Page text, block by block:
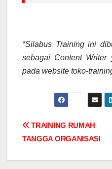
*Silabus Training ini
sebagai Content Writer
pada website toko-
Post
TRAINING RUMAH
TANGGA ORGANISASI